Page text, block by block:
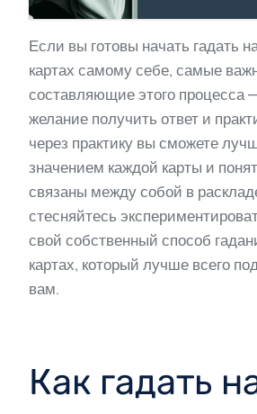
Если вы готовы начать гадать
картах самому себе, самые
составляющие этого процесса
желание получить ответ и
через практику вы сможете
значением каждой карты и
связаны между собой в
стесняйтесь
свой собственный способ
картах, который лучше всего
вам.
Как гадать